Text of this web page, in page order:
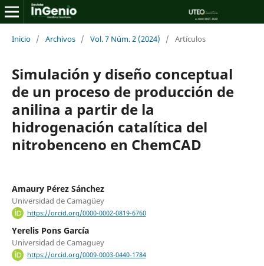
Inicio / Archivos / Vol. 7 Núm. 2 (2024) / Artículos
Simulación y diseño conceptual
de un proceso de producción de
anilina a partir de la
hidrogenación catalítica del
nitrobenceno en ChemCAD
Amaury Pérez Sánchez
Universidad de Camagüey
https://orcid.org/0000-0002-0819-6760
Yerelis Pons García
Universidad de Camaguey
https://orcid.org/0009-0003-0440-1784